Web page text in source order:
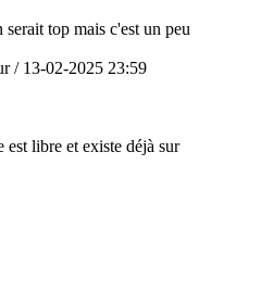
top mais c'est un peu
/ 13-02-2025 23:59
est libre et existe déjà sur